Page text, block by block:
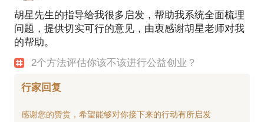
胡星先生的指导给我很多启发，帮助我系统全面梳理
问题，提供切实可行的意见，由衷感谢胡星老师对我
的帮助。
2个方法评估你该不该进行公益创业？
行家回复